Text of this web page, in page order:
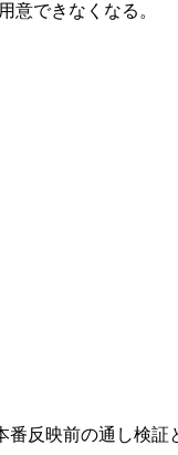
意できなくなる。
反映前の通し検